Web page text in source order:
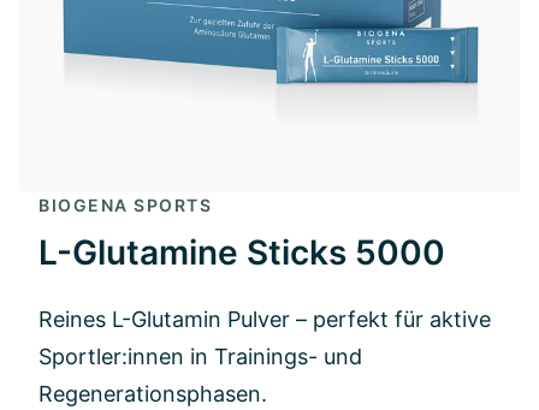
BIOGENA SPORTS
L-Glutamine Sticks 5000
Reines L-Glutamin Pulver – perfekt für aktive
Sportler:innen in Trainings- und
Regenerationsphasen.